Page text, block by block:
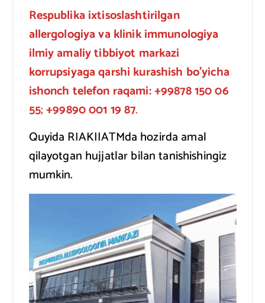
Respublika ixtisoslashtirilgan
allergologiya va klinik immunologiya
ilmiy amaliy tibbiyot markazi
korrupsiyaga qarshi kurashish bo’yicha
ishonch telefon raqami: +99878 150 06
55;+99890 001 19 87.
Quyida RIAKIIATMda hozirda amal
qilayotgan hujjatlar bilan tanishishingiz
mumkin.